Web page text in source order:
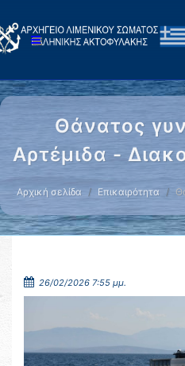
Θάνατος
Αρτέμιδα -
Αρχική σελίδα Επικαιρότητα
26/02/2026 7:55 μμ.